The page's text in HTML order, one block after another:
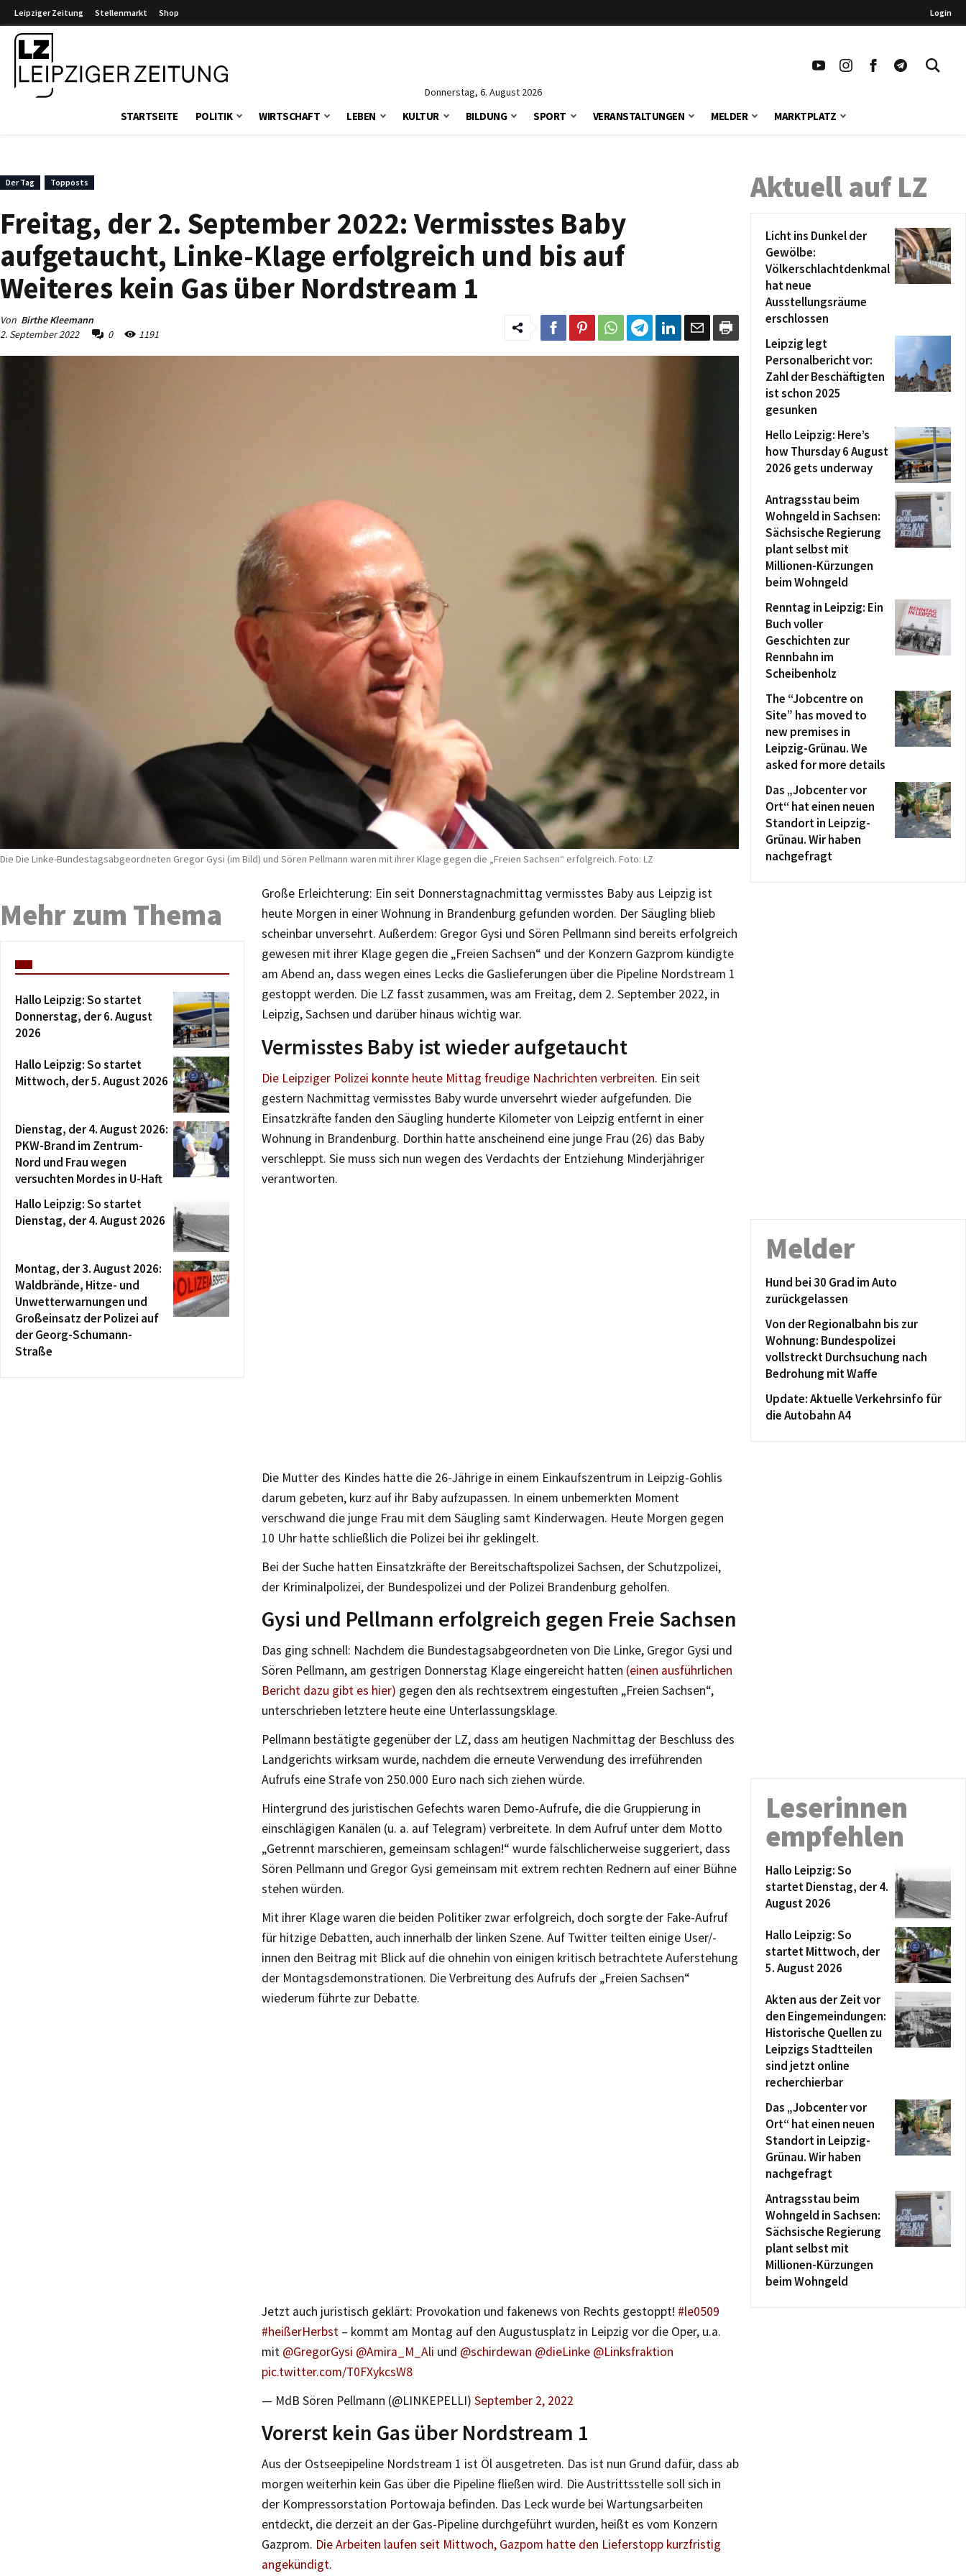
Leipziger Zeitung Stellenmarkt Shop Login
Donnerstag, 6. August 2026
STARTSEITE POLITIK WIRTSCHAFT LEBEN KULTUR BILDUNG SPORT VERANSTALTUNGEN MELDER MARKTPLATZ
Der Tag Topposts
Freitag, der 2. September 2022: Vermisstes Baby
aufgetaucht, Linke-Klage erfolgreich und bis auf
Weiteres kein Gas über Nordstream 1
Von Birthe Kleemann
2. September 2022
0 1191
Die Die Linke-Bundestagsabgeordneten Gregor Gysi (im Bild) und Sören Pellmann waren mit ihrer Klage gegen die „Freien Sachsen“ erfolgreich. Foto: LZ
Große Erleichterung: Ein seit Donnerstagnachmittag vermisstes Baby aus Leipzig ist
heute Morgen in einer Wohnung in Brandenburg gefunden worden. Der Säugling blieb
scheinbar unversehrt. Außerdem: Gregor Gysi und Sören Pellmann sind bereits erfolgreich
gewesen mit ihrer Klage gegen die „Freien Sachsen“ und der Konzern Gazprom kündigte
am Abend an, dass wegen eines Lecks die Gaslieferungen über die Pipeline Nordstream 1
gestoppt werden. Die LZ fasst zusammen, was am Freitag, dem 2. September 2022, in
Leipzig, Sachsen und darüber hinaus wichtig war.
Vermisstes Baby ist wieder aufgetaucht
Die Leipziger Polizei konnte heute Mittag freudige Nachrichten verbreiten. Ein seit
gestern Nachmittag vermisstes Baby wurde unversehrt wieder aufgefunden. Die
Einsatzkräfte fanden den Säugling hunderte Kilometer von Leipzig entfernt in einer
Wohnung in Brandenburg. Dorthin hatte anscheinend eine junge Frau (26) das Baby
verschleppt. Sie muss sich nun wegen des Verdachts der Entziehung Minderjähriger
verantworten.
Die Mutter des Kindes hatte die 26-Jährige in einem Einkaufszentrum in Leipzig-Gohlis
darum gebeten, kurz auf ihr Baby aufzupassen. In einem unbemerkten Moment
verschwand die junge Frau mit dem Säugling samt Kinderwagen. Heute Morgen gegen
10 Uhr hatte schließlich die Polizei bei ihr geklingelt.
Bei der Suche hatten Einsatzkräfte der Bereitschaftspolizei Sachsen, der Schutzpolizei,
der Kriminalpolizei, der Bundespolizei und der Polizei Brandenburg geholfen.
Gysi und Pellmann erfolgreich gegen Freie Sachsen
Das ging schnell: Nachdem die Bundestagsabgeordneten von Die Linke, Gregor Gysi und
Sören Pellmann, am gestrigen Donnerstag Klage eingereicht hatten (einen ausführlichen
Bericht dazu gibt es hier) gegen den als rechtsextrem eingestuften „Freien Sachsen“,
unterschrieben letztere heute eine Unterlassungsklage.
Pellmann bestätigte gegenüber der LZ, dass am heutigen Nachmittag der Beschluss des
Landgerichts wirksam wurde, nachdem die erneute Verwendung des irreführenden
Aufrufs eine Strafe von 250.000 Euro nach sich ziehen würde.
Hintergrund des juristischen Gefechts waren Demo-Aufrufe, die die Gruppierung in
einschlägigen Kanälen (u. a. auf Telegram) verbreitete. In dem Aufruf unter dem Motto
„Getrennt marschieren, gemeinsam schlagen!“ wurde fälschlicherweise suggeriert, dass
Sören Pellmann und Gregor Gysi gemeinsam mit extrem rechten Rednern auf einer Bühne
stehen würden.
Mit ihrer Klage waren die beiden Politiker zwar erfolgreich, doch sorgte der Fake-Aufruf
für hitzige Debatten, auch innerhalb der linken Szene. Auf Twitter teilten einige User/-
innen den Beitrag mit Blick auf die ohnehin von einigen kritisch betrachtete Auferstehung
der Montagsdemonstrationen. Die Verbreitung des Aufrufs der „Freien Sachsen“
wiederum führte zur Debatte.
Jetzt auch juristisch geklärt: Provokation und fakenews von Rechts gestoppt! #le0509
#heißerHerbst – kommt am Montag auf den Augustusplatz in Leipzig vor die Oper, u.a.
mit @GregorGysi @Amira_M_Ali und @schirdewan @dieLinke @Linksfraktion
pic.twitter.com/T0FXykcsW8
— MdB Sören Pellmann (@LINKEPELLI) September 2, 2022
Vorerst kein Gas über Nordstream 1
Aus der Ostseepipeline Nordstream 1 ist Öl ausgetreten. Das ist nun Grund dafür, dass ab
morgen weiterhin kein Gas über die Pipeline fließen wird. Die Austrittsstelle soll sich in
der Kompressorstation Portowaja befinden. Das Leck wurde bei Wartungsarbeiten
entdeckt, die derzeit an der Gas-Pipeline durchgeführt wurden, heißt es vom Konzern
Gazprom. Die Arbeiten laufen seit Mittwoch, Gazpom hatte den Lieferstopp kurzfristig
angekündigt.
Mehr zum Thema
Hallo Leipzig: So startet
Donnerstag, der 6. August
2026
Hallo Leipzig: So startet
Mittwoch, der 5. August 2026
Dienstag, der 4. August 2026:
PKW-Brand im Zentrum-
Nord und Frau wegen
versuchten Mordes in U-Haft
Hallo Leipzig: So startet
Dienstag, der 4. August 2026
Montag, der 3. August 2026:
Waldbrände, Hitze- und
Unwetterwarnungen und
Großeinsatz der Polizei auf
der Georg-Schumann-
Straße
Aktuell auf LZ
Licht ins Dunkel der
Gewölbe:
Völkerschlachtdenkmal
hat neue
Ausstellungsräume
erschlossen
Leipzig legt
Personalbericht vor:
Zahl der Beschäftigten
ist schon 2025
gesunken
Hello Leipzig: Here’s
how Thursday 6 August
2026 gets underway
Antragsstau beim
Wohngeld in Sachsen:
Sächsische Regierung
plant selbst mit
Millionen-Kürzungen
beim Wohngeld
Renntag in Leipzig: Ein
Buch voller
Geschichten zur
Rennbahn im
Scheibenholz
The “Jobcentre on
Site” has moved to
new premises in
Leipzig-Grünau. We
asked for more details
Das „Jobcenter vor
Ort“ hat einen neuen
Standort in Leipzig-
Grünau. Wir haben
nachgefragt
Melder
Hund bei 30 Grad im Auto
zurückgelassen
Von der Regionalbahn bis zur
Wohnung: Bundespolizei
vollstreckt Durchsuchung nach
Bedrohung mit Waffe
Update: Aktuelle Verkehrsinfo für
die Autobahn A4
Leserinnen
empfehlen
Hallo Leipzig: So
startet Dienstag, der 4.
August 2026
Hallo Leipzig: So
startet Mittwoch, der
5. August 2026
Akten aus der Zeit vor
den Eingemeindungen:
Historische Quellen zu
Leipzigs Stadtteilen
sind jetzt online
recherchierbar
Das „Jobcenter vor
Ort“ hat einen neuen
Standort in Leipzig-
Grünau. Wir haben
nachgefragt
Antragsstau beim
Wohngeld in Sachsen:
Sächsische Regierung
plant selbst mit
Millionen-Kürzungen
beim Wohngeld